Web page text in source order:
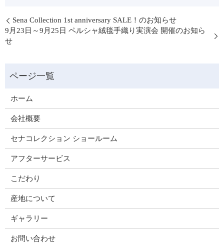
Sena Collection 1st anniversary SALE！のお知らせ
9月23日～9月25日 ペルシャ絨毯手織り実演会 開催のお知ら
せ
ホーム
会社概要
セナコレクション ショールーム
アフターサービス
こだわり
産地について
ギャラリー
お問い合わせ